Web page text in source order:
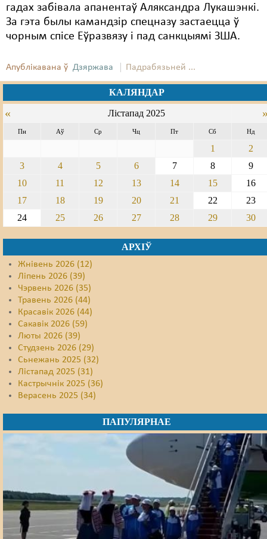
гадах забівала апанентаў Аляксандра Лукашэнкі.
За гэта былы камандзір спецназу застаецца ў
чорным спісе Еўразвязу і пад санкцыямі ЗША.
Апублікавана ў Дзяржава Падрабязьней ...
КАЛЯНДАР
« Лістапад 2025
Пн Аў Ср Чц Пт Сб Нд
1
2
3
4 5 6 7 8
9
10
11 12 13 14 15
16
17
18 19 20 21 22
23
24
25 26 27 28 29 30
АРХІЎ
Жнівень 2026 (12)
Ліпень 2026 (39)
Чэрвень 2026 (35)
Травень 2026 (44)
Красавік 2026 (44)
Сакавік 2026 (59)
Люты 2026 (39)
Студзень 2026 (29)
Сьнежань 2025 (32)
Лістапад 2025 (31)
Кастрычнік 2025 (36)
Верасень 2025 (34)
ПАПУЛЯРНАЕ
Свабода слова
Суд
Сацыяльныя правы